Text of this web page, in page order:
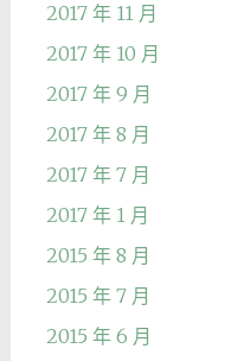
2017 年 11 月
2017 年 10 月
2017 年 9 月
2017 年 8 月
2017 年 7 月
2017 年 1 月
2015 年 8 月
2015 年 7 月
2015 年 6 月